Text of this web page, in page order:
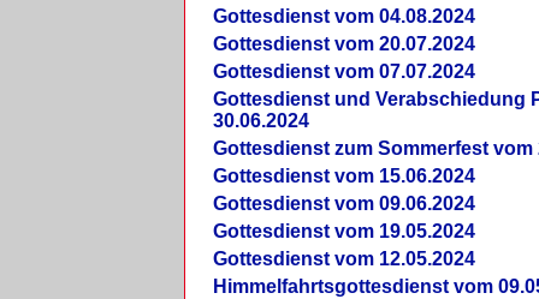
Gottesdienst vom 04.08.2024
Gottesdienst vom 20.07.2024
Gottesdienst vom 07.07.2024
Gottesdienst und Verabschiedung
30.06.2024
Gottesdienst zum Sommerfest vom
Gottesdienst vom 15.06.2024
Gottesdienst vom 09.06.2024
Gottesdienst vom 19.05.2024
Gottesdienst vom 12.05.2024
Himmelfahrtsgottesdienst vom